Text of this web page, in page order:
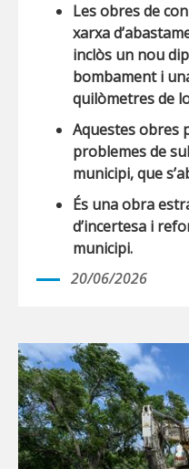
Les obres de
xarxa
inclòs un nou
bombament i
quilòmetres de
Aquestes obres
problemes de
municipi, que
És unaobra
d’incertesa i
municipi.
20/06/2026